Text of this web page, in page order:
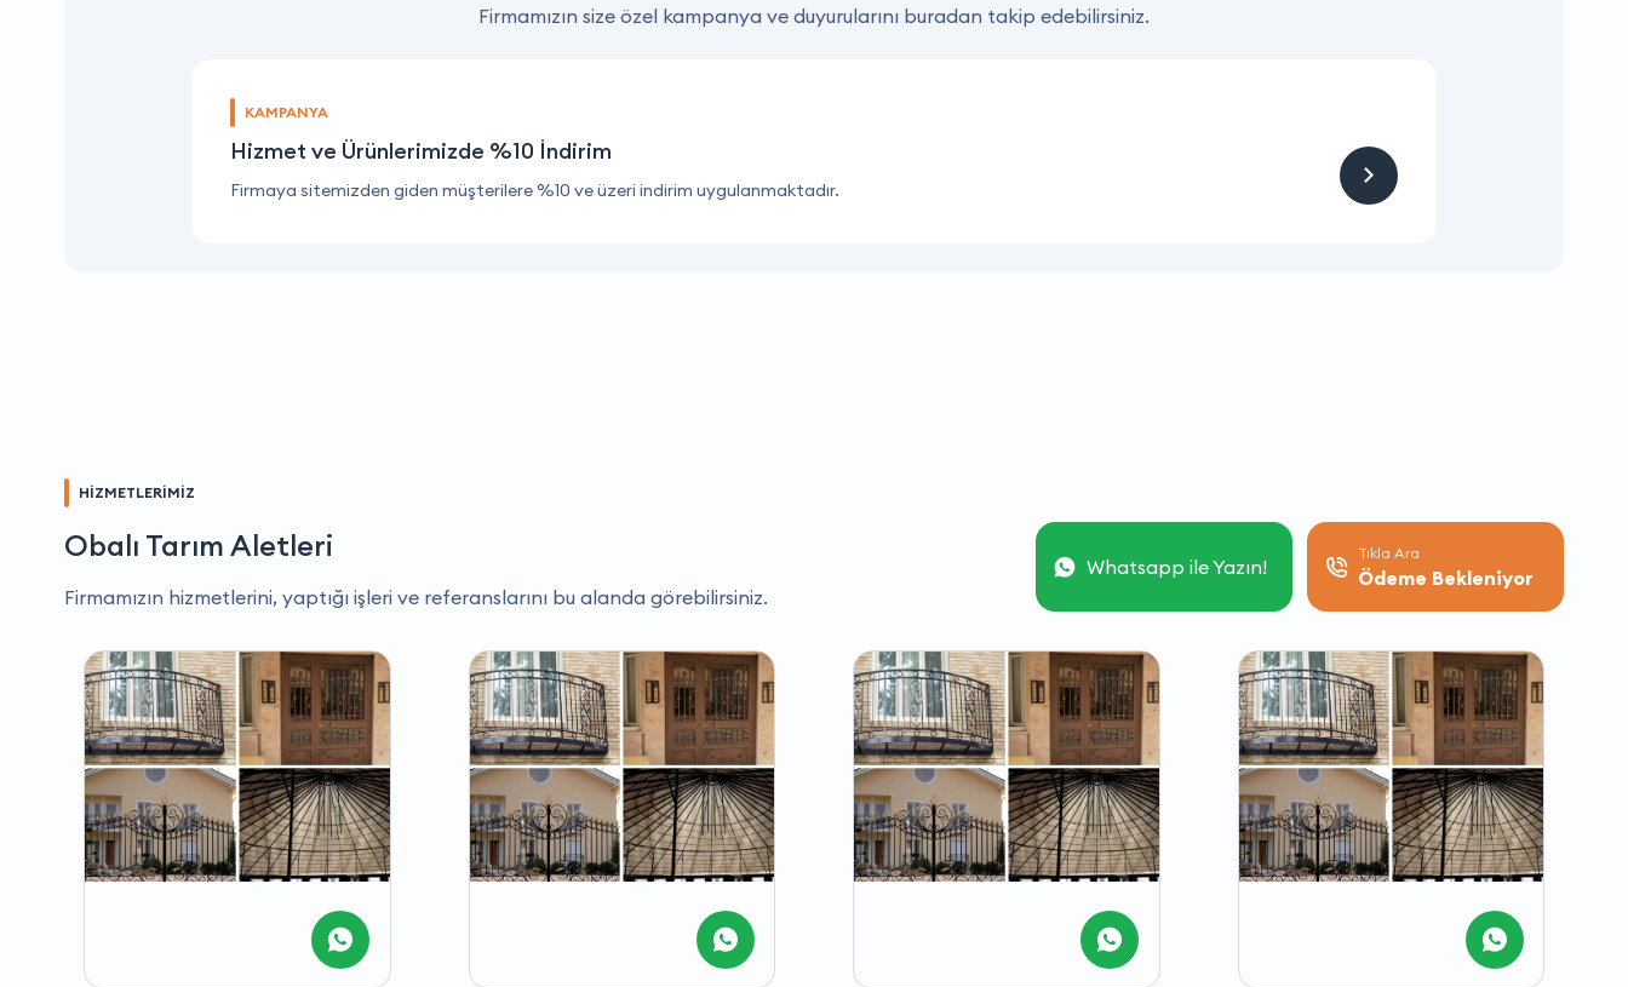
Firmamızın size özel kampanya ve duyurularını buradan takip edebilirsiniz.
KAMPANYA
Hizmet ve Ürünlerimizde %10 İndirim
Firmaya sitemizden giden müşterilere %10 ve üzeri indirim uygulanmaktadır.
HİZMETLERİMİZ
Obalı Tarım Aletleri
Firmamızın hizmetlerini, yaptığı işleri ve referanslarını bu alanda görebilirsiniz.
Whatsapp ile Yazın!
Tıkla Ara
Ödeme Bekleniyor